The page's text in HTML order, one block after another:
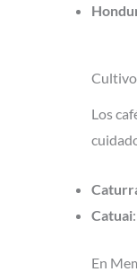
Los
Catuai
En